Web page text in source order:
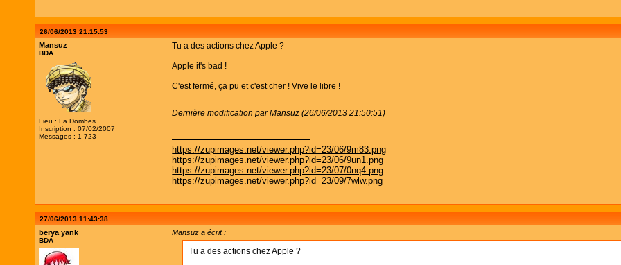
26/06/2013 21:15:53
Mansuz
BDA
Lieu : La Dombes
Inscription : 07/02/2007
Messages : 1 723
Tu a des actions chez Apple ?
Apple it's bad !
C'est fermé, ça pu et c'est cher ! Vive le libre !
Dernière modification par Mansuz (26/06/2013 21:50:51)
https://zupimages.net/viewer.php?id=23/06/9m83.png
https://zupimages.net/viewer.php?id=23/06/9un1.png
https://zupimages.net/viewer.php?id=23/07/0nq4.png
https://zupimages.net/viewer.php?id=23/09/7wlw.png
27/06/2013 11:43:38
berya yank
BDA
Mansuz a écrit :
Tu a des actions chez Apple ?